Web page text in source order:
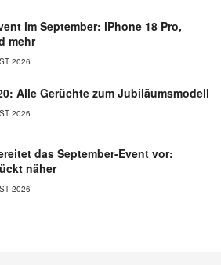
im September: iPhone 18 Pro,
mehr
2026
Alle Gerüchte zum Jubiläumsmodell
2026
das September-Event vor:
näher
2026